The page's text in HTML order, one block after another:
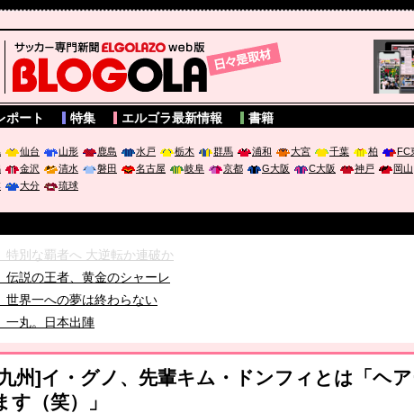
聞ELGOLAZO web版 BLOGOLA
ポート 特集 エルゴラ最新情報 書籍
仙台 山形 鹿島 水戸 栃木 群馬 浦和 大宮 千葉 柏 FC
金沢 清水 磐田 名古屋 岐阜 京都 G大阪 C大阪 神戸 岡山
大分 琉球
特別な覇者へ 大逆転か連破か
伝説の王者、黄金のシャーレ
世界一への夢は終わらない
一丸。日本出陣
史上最大のW杯開幕 注目は「個」
リアジャスールさんがシンポジウム「気候変動から命を守る ～エネル
州]イ・グノ、先輩キム・ドンフィとは「ヘ
す（笑）」